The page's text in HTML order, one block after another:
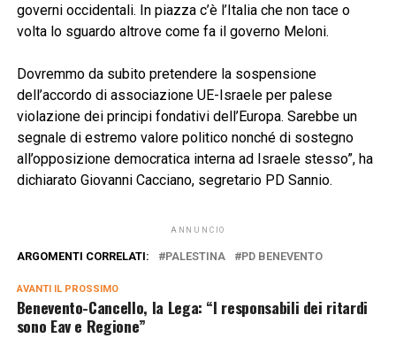
governi occidentali. In piazza c’è l’Italia che non tace o
volta lo sguardo altrove come fa il governo Meloni.
Dovremmo da subito pretendere la sospensione
dell’accordo di associazione UE-Israele per palese
violazione dei principi fondativi dell’Europa. Sarebbe un
segnale di estremo valore politico nonché di sostegno
all’opposizione democratica interna ad Israele stesso”, ha
dichiarato Giovanni Cacciano, segretario PD Sannio.
ANNUNCIO
ARGOMENTI CORRELATI: PALESTINA PD BENEVENTO
AVANTI IL ​​PROSSIMO
Benevento-Cancello, la Lega: “I responsabili dei ritardi
sono Eav e Regione”